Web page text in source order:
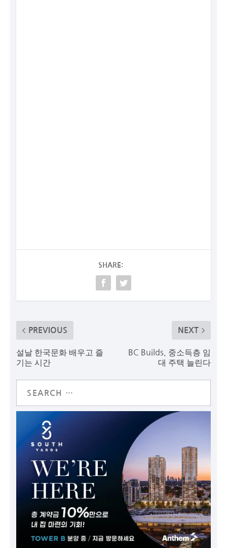
SHARE:
PREVIOUS
설날 한국문화 배우고 즐
기는 시간
NEXT
BC Builds, 중소득층 임
대 주택 늘린다